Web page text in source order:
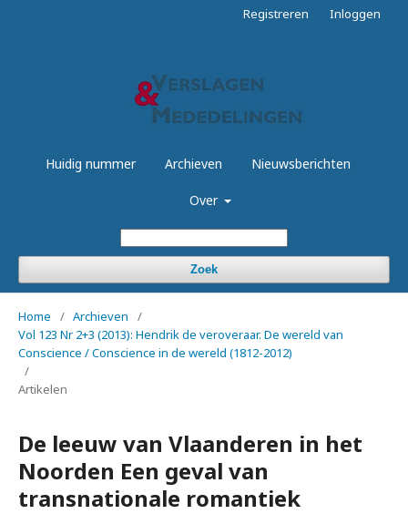
Huidig nummer Archieven Nieuwsberichten
Over
Zoek
Registreren Inloggen
Home / Archieven
/
Vol 123 Nr 2+3 (2013): Hendrik de veroveraar. De wereld van
Conscience / Conscience in de wereld (1812-2012)
/
Artikelen
De leeuw van Vlaanderen in het
Noorden Een geval van
transnationale romantiek